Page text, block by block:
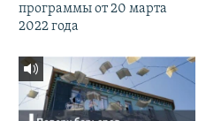
программы от 20 марта
2022 года